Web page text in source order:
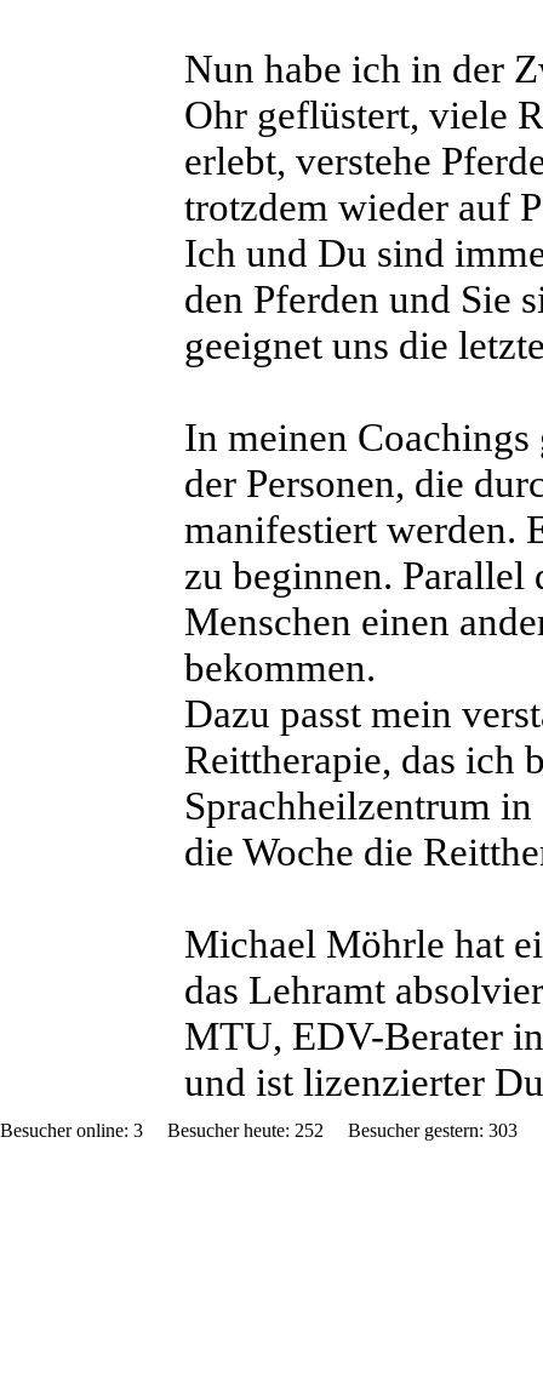
Nun habe ich in der
Ohr geflüstert, viele
erlebt, verstehe
trotzdem wieder auf
Ich und Du sind
den Pferden und Sie
geeignet uns die
In meinen
der Personen, die
manifestiert werden.
zu beginnen. Parallel
Menschen einen
bekommen.
Dazu passt mein
Reittherapie, das ich
Sprachheilzentrum in
die Woche die
Michael Möhrle hat
das Lehramt
MTU, EDV-Berater
und ist lizenzierter
Besucher online: 3 Besucher heute: 252 Besucher gestern: